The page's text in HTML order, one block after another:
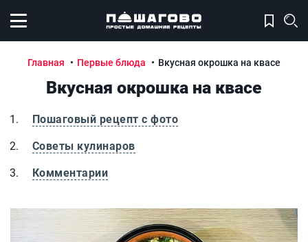
Открыть меню
Главная Первые блюда Вкусная окрошка на квасе
Вкусная окрошка на квасе
Пошаговый рецепт с фото
Советы кулинаров
Комментарии
Вкусная окрошка на квасе